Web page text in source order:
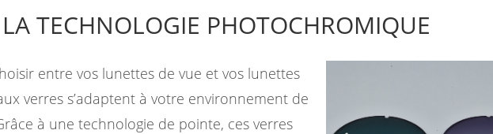
TECHNOLOGIE PHOTOCHROMIQUE
entre vos lunettes de vue et vos lunettes
verres s’adaptent à votre environnement de
à une technologie de pointe, ces verres